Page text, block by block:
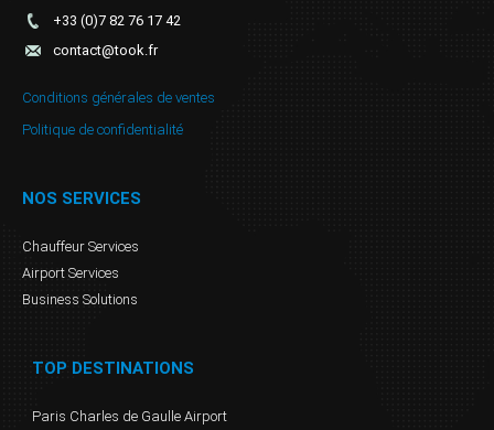
+33 (0)7 82 76 17 42
contact@took.fr
Conditions générales de ventes
Politique de confidentialité
NOS SERVICES
Chauffeur Services
Airport Services
Business Solutions
TOP DESTINATIONS
Paris Charles de Gaulle Airport